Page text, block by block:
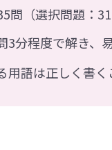
問（選択問題：31
3分程度で解き、
用語は正しく書く